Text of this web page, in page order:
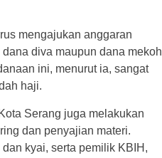
mengajukan anggaran
diva maupun dana mekoh
ini, menurut ia, sangat
haji.
Serang juga melakukan
dan penyajian materi.
kyai, serta pemilik KBIH,